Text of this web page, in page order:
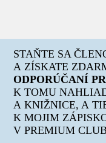
STAŇTE SA
A ZÍSKATE
ODPORÚČANÍ
K TOMU
A KNIŽNICE, A
K MOJIM
V PREMIUM